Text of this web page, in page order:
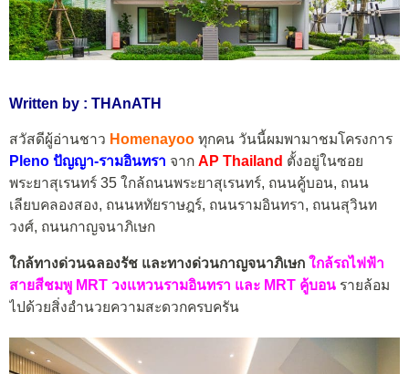
Written by : THAnATH
สวัสดีผู้อ่านชาว Homenayoo ทุกคน วันนี้ผมพามาชมโครงการ
Pleno ปัญญา-รามอินทรา จาก AP Thailand ตั้งอยู่ในซอย
พระยาสุเรนทร์ 35 ใกล้ถนนพระยาสุเรนทร์, ถนนคู้บอน, ถนน
เลียบคลองสอง, ถนนหทัยราษฎร์, ถนนรามอินทรา, ถนนสุวินท
วงศ์, ถนนกาญจนาภิเษก
ใกล้ทางด่วนฉลองรัช และทางด่วนกาญจนาภิเษก ใกล้รถไฟฟ้า
สายสีชมพู MRT วงแหวนรามอินทรา และ MRT คู้บอน รายล้อม
ไปด้วยสิ่งอำนวยความสะดวกครบครัน